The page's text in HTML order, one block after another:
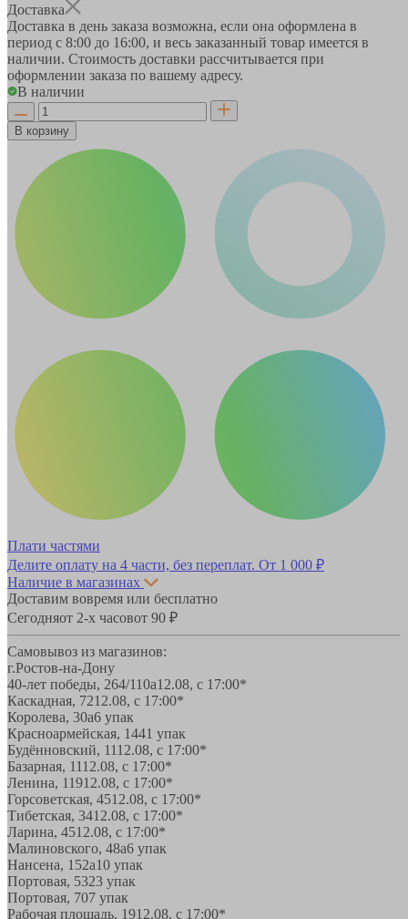
Доставка
Доставка в день заказа возможна, если она оформлена в
период с 8:00 до 16:00, и весь заказанный товар имеется в
наличии. Стоимость доставки рассчитывается при
оформлении заказа по вашему адресу.
В наличии
В корзину
Плати частями
Делите оплату на 4 части, без переплат. От 1 000 ₽
Наличие в магазинах
Доставим вовремя или бесплатно
Сегодняот 2-х часовот 90 ₽
Самовывоз из магазинов:
г.Ростов-на-Дону
40-лет победы, 264/110а12.08, с 17:00*
Каскадная, 7212.08, с 17:00*
Королева, 30а6 упак
Красноармейская, 1441 упак
Будённовский, 1112.08, с 17:00*
Базарная, 1112.08, с 17:00*
Ленина, 11912.08, с 17:00*
Горсоветская, 4512.08, с 17:00*
Тибетская, 3412.08, с 17:00*
Ларина, 4512.08, с 17:00*
Малиновского, 48а6 упак
Нансена, 152а10 упак
Портовая, 5323 упак
Портовая, 707 упак
Рабочая площадь, 1912.08, с 17:00*